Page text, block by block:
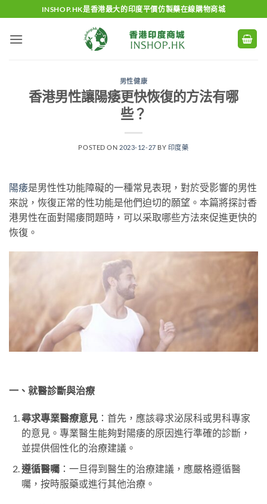
to
content
INSHOP.HK是香港最大的印度平價仿製藥在線購物商城
男性健康
香港男性讓陽痿更快恢復的方法有哪
些？
POSTED ON 2023-12-27 BY 印度藥
陽痿是男性性功能障礙的一種常見表現，對於受影響的男性
來說，恢復正常的性功能是他們迫切的願望。本篇將探討香
港男性在面對陽痿問題時，可以采取哪些方法來促進更快的
恢復。
一、就醫診斷與治療
尋求專業醫療意見：首先，應該尋求泌尿科或男科專家
的意見。專業醫生能夠對陽痿的原因進行準確的診斷，
並提供個性化的治療建議。
遵循醫囑：一旦得到醫生的治療建議，應嚴格遵循醫
囑，按時服藥或進行其他治療。